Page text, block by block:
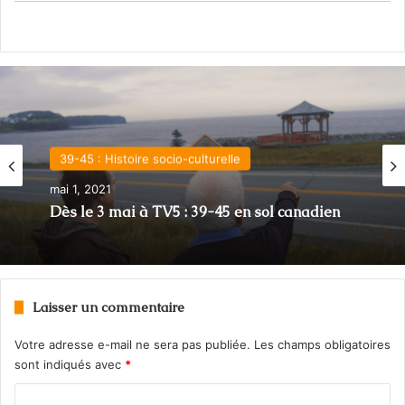
39-45 : Histoire socio-culturelle
mai 1, 2021
Dès le 3 mai à TV5 : 39-45 en sol canadien
Laisser un commentaire
Votre adresse e-mail ne sera pas publiée. Les champs obligatoires
sont indiqués avec *